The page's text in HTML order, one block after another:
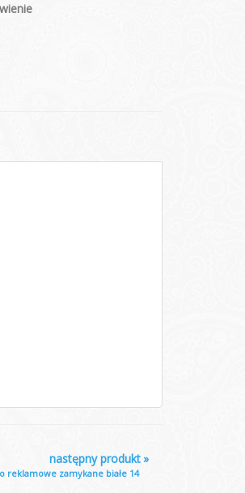
»
następny produkt
reklamowe zamykane białe 14